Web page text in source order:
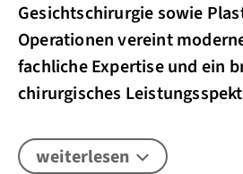
Gesichtschirurgie sowie
Operationen vereint
fachliche Expertise und ein
chirurgisches
weiterlesen